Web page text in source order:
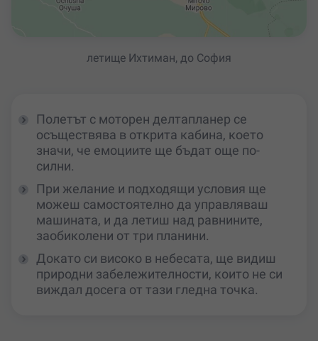
летище Ихтиман, до София
Полетът с моторен делтапланер се
осъществява в открита кабина, което
значи, че емоциите ще бъдат още по-
силни.
При желание и подходящи условия ще
можеш самостоятелно да управляваш
машината, и да летиш над равнините,
заобиколени от три планини.
Докато си високо в небесата, ще видиш
природни забележителности, които не си
виждал досега от тази гледна точка.